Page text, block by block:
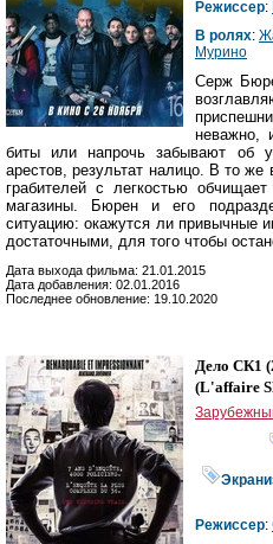
Режиссер:
В ролях:
Мурино
Серж
неважно,
биты или напрочь забывают об
арестов, результат налицо. В то же
грабителей с легкостью
магазины. Бюрен и его
ситуацию: окажутся ли привычные
достаточными, для того чтобы
Дата выхода фильма: 21.01.2015
Дата добавления: 02.01.2016
Последнее обновление: 19.10.2020
Дело СК1
(L'affaire
Режиссер: